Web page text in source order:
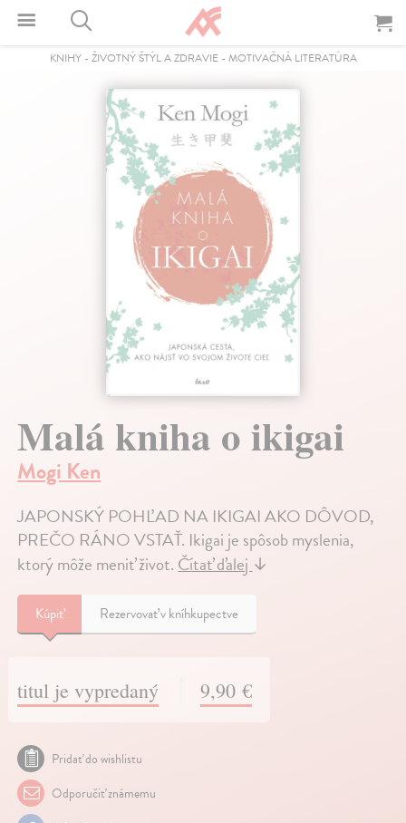
KNIHY- ŽIVOTNÝ ŠTÝL A ZDRAVIE- MOTIVAČNÁ LITERATÚRA
Malá kniha o ikigai
Mogi Ken
JAPONSKÝ POHĽAD NA IKIGAI AKO DÔVOD,
PREČO RÁNO VSTAŤ. Ikigai je spôsob myslenia,
ktorý môže meniť život.Čítať ďalej↓
Kúpiť Rezervovať v kníhkupectve
titul je vypredaný 9,90 €
Pridať do wishlistu
Odporučiť známemu